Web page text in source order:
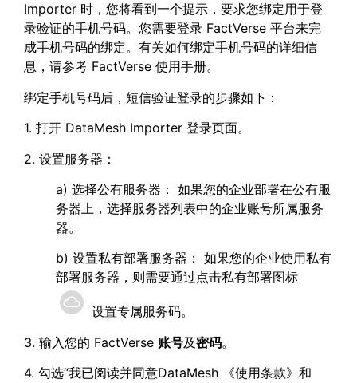
Importer 时，您将看到一个提示，要求您绑定用于登
录验证的手机号码。您需要登录 FactVerse 平台来完
成手机号码的绑定。有关如何绑定手机号码的详细信
息，请参考 FactVerse 使用手册。
绑定手机号码后，短信验证登录的步骤如下：
1. 打开 DataMesh Importer 登录页面。
2. 设置服务器：
a) 选择公有服务器： 如果您的企业部署在公有服
务器上，选择服务器列表中的企业账号所属服务
器。
b) 设置私有部署服务器： 如果您的企业使用私有
部署服务器，则需要通过点击私有部署图标
设置专属服务码。
3. 输入您的 FactVerse 账号及密码。
4. 勾选“我已阅读并同意DataMesh 《使用条款》和